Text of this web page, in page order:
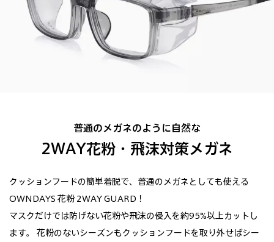
普通のメガネのように自然な
2WAY花粉・飛沫対策メガネ
クッションフードの簡単着脱で、普通のメガネとしても使える
OWNDAYS 花粉 2WAY GUARD！
マスクだけでは防げない花粉や飛沫の侵入を約95%以上カットし
ます。
花粉のないシーズンもクッションフードを取り外せばシー